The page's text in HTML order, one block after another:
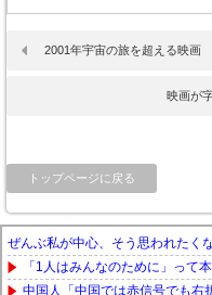
2001年宇宙の旅を超える映画
映画が
トップページに戻る
ぜんぶ私が中心、そう思われたく
「1人はみんなのために」って
中国人「中国では赤信号でも右